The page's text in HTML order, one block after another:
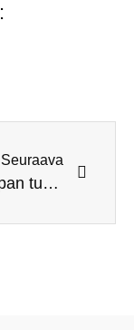
Seuraava
Honkatorpan tukikohtapäivät 2.7.2022